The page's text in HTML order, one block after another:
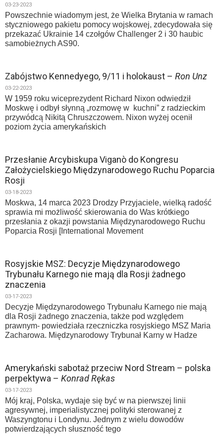
03-23-2023
Powszechnie wiadomym jest, że Wielka Brytania w ramach
styczniowego pakietu pomocy wojskowej, zdecydowała się
przekazać Ukrainie 14 czołgów Challenger 2 i 30 haubic
samobieżnych AS90.
Zabójstwo Kennedyego, 9/11 i holokaust – Ron Unz
03-22-2023
W 1959 roku wiceprezydent Richard Nixon odwiedził
Moskwę i odbył słynną „rozmowę w kuchni” z radzieckim
przywódcą Nikitą Chruszczowem. Nixon wyżej ocenił
poziom życia amerykańskich
Przesłanie Arcybiskupa Viganò do Kongresu
Założycielskiego Międzynarodowego Ruchu Poparcia
Rosji
03-18-2023
Moskwa, 14 marca 2023 Drodzy Przyjaciele, wielką radość
sprawia mi możliwość skierowania do Was krótkiego
przesłania z okazji powstania Międzynarodowego Ruchu
Poparcia Rosji [International Movement
Rosyjskie MSZ: Decyzje Międzynarodowego
Trybunału Karnego nie mają dla Rosji żadnego
znaczenia
03-17-2023
Decyzje Międzynarodowego Trybunału Karnego nie mają
dla Rosji żadnego znaczenia, także pod względem
prawnym- powiedziała rzeczniczka rosyjskiego MSZ Maria
Zacharowa. Międzynarodowy Trybunał Karny w Hadze
Amerykański sabotaż przeciw Nord Stream – polska
perpektywa – Konrad Rękas
03-17-2023
Mój kraj, Polska, wydaje się być w na pierwszej linii
agresywnej, imperialistycznej polityki sterowanej z
Waszyngtonu i Londynu. Jednym z wielu dowodów
potwierdzających słuszność tego